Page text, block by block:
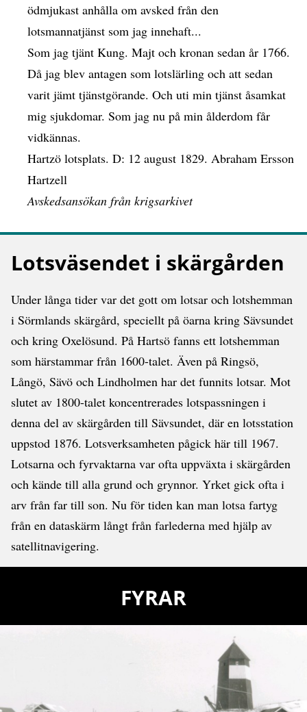
ödmjukast anhålla om avsked från den
lotsmannatjänst som jag innehaft...
Som jag tjänt Kung. Majt och kronan sedan år 1766.
Då jag blev antagen som lotslärling och att sedan
varit jämt tjänstgörande. Och uti min tjänst åsamkat
mig sjukdomar. Som jag nu på min ålderdom får
vidkännas.
Hartzö lotsplats. D: 12 august 1829. Abraham Ersson
Hartzell
Avskedsansökan från krigsarkivet
Lotsväsendet i skärgården
Under långa tider var det gott om lotsar och lotshemman
i Sörmlands skärgård, speciellt på öarna kring Sävsundet
och kring Oxelösund. På Hartsö fanns ett lotshemman
som härstammar från 1600-talet. Även på Ringsö,
Långö, Sävö och Lindholmen har det funnits lotsar. Mot
slutet av 1800-talet koncentrerades lotspassningen i
denna del av skärgården till Sävsundet, där en lotsstation
uppstod 1876. Lotsverksamheten pågick här till 1967.
Lotsarna och fyrvaktarna var ofta uppväxta i skärgården
och kände till alla grund och grynnor. Yrket gick ofta i
arv från far till son. Nu för tiden kan man lotsa fartyg
från en dataskärm långt från farlederna med hjälp av
satellitnavigering.
FYRAR